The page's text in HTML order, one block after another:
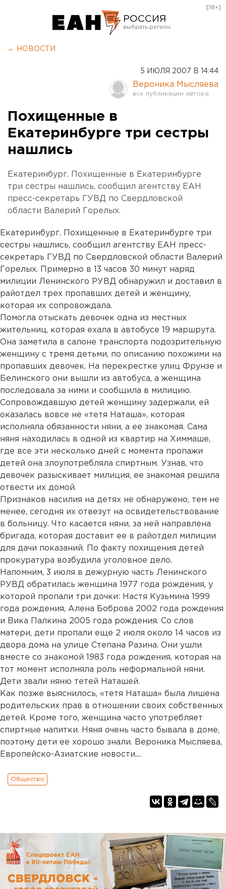
РОССИЯ
Оренбург
[18+]
← НОВОСТИ
5 ИЮЛЯ 2007 В 14:44
Вероника Мысляева
Похищенные в
Екатеринбурге три сестры
нашлись
Екатеринбург. Похищенные в Екатеринбурге
три сестры нашлись, сообщил агентству ЕАН
пресс-секретарь ГУВД по Свердловской
области Валерий Горелых.
Екатеринбург. Похищенные в Екатеринбурге три
сестры нашлись, сообщил агентству ЕАН пресс-
секретарь ГУВД по Свердловской области Валерий
Горелых. Примерно в 13 часов 30 минут наряд
милиции Ленинского РУВД обнаружил и доставил в
райотдел трех пропавших детей и женщину,
которая их сопровождала.
Помогла отыскать девочек одна из местных
жительниц, которая ехала в автобусе 19 маршрута.
Она заметила в салоне транспорта подозрительную
женщину с тремя детьми, по описанию похожими на
пропавших девочек. На перекрестке улиц Фрунзе и
Белинского они вышли из автобуса, а женщина
последовала за ними и сообщила в милицию.
Сопровождавшую детей женщину задержали, ей
оказалась вовсе не «тетя Наташа», которая
исполняла обязанности няни, а ее знакомая. Сама
няня находилась в одной из квартир на Химмаше,
где все эти несколько дней с момента пропажи
детей она злоупотребляла спиртным. Узнав, что
девочек разыскивает милиция, ее знакомая решила
отвести их домой.
Признаков насилия на детях не обнаружено, тем не
менее, сегодня их отвезут на освидетельствование
в больницу. Что касается няни, за ней направлена
бригада, которая доставит ее в райотдел милиции
для дачи показаний. По факту похищения детей
прокуратура возбудила уголовное дело.
Напомним, 3 июля в дежурную часть Ленинского
РУВД обратилась женщина 1977 года рождения, у
которой пропали три дочки: Настя Кузьмина 1999
года рождения, Алена Боброва 2002 года рождения
и Вика Палкина 2005 года рождения. Со слов
матери, дети пропали еще 2 июля около 14 часов из
двора дома на улице Степана Разина. Они ушли
вместе со знакомой 1983 года рождения, которая на
тот момент исполняла роль неформальной няни.
Дети звали няню тетей Наташей.
Как позже выяснилось, «тетя Наташа» была лишена
родительских прав в отношении своих собственных
детей. Кроме того, женщина часто употребляет
спиртные напитки. Няня очень часто бывала в доме,
поэтому дети ее хорошо знали. Вероника Мысляева,
Европейско-Азиатские новости....
Общество